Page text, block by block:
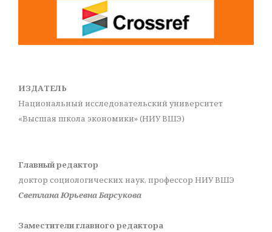
ИЗДАТЕЛЬ
Национальный исследовательский университет
«Высшая школа экономики» (НИУ ВШЭ)
Главный редактор
доктор социологических наук, профессор НИУ ВШЭ
Светлана Юрьевна Барсукова
Заместители главного редактора